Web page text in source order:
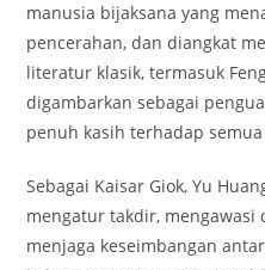
manusia bijaksana yang
pencerahan, dan diangkat
literatur klasik, termasuk
digambarkan sebagai
penuh kasih terhadap
Sebagai Kaisar Giok, Yu
mengatur takdir, mengawasi
menjaga keseimbangan